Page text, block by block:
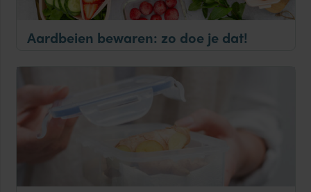
Aardbeien bewaren: zo doe je dat!